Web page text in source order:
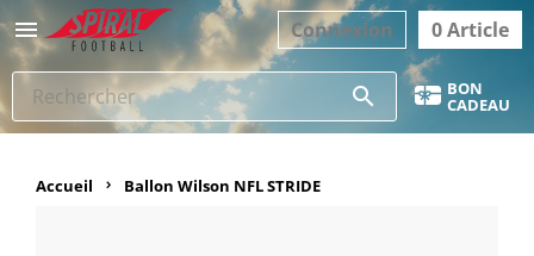
 0 Article
Connexion
search BON
CADEAU
Accueil Ballon Wilson NFL STRIDE